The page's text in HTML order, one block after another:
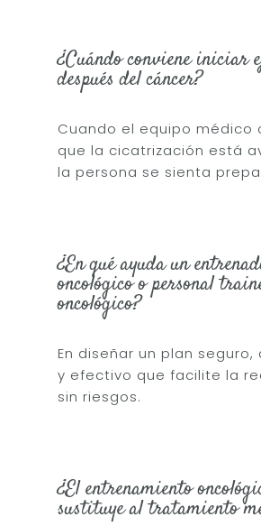
¿Cuándo conviene iniciar
después del cáncer?
Cuando el equipo médico
que la cicatrización está
la persona se sienta
¿En qué ayuda un
oncológico o personal
oncológico?
En diseñar un plan
y efectivo que facilite la
sin riesgos.
¿El entrenamiento
sustituye al tratamiento